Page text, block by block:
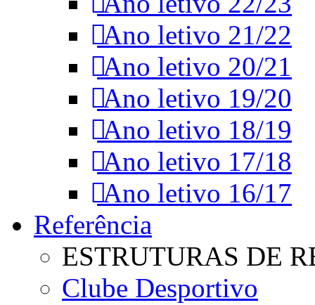
Ano letivo 21/22
Ano letivo 20/21
Ano letivo 19/20
Ano letivo 18/19
Ano letivo 17/18
Ano letivo 16/17
Referência
ESTRUTURAS DE
Clube Desportivo